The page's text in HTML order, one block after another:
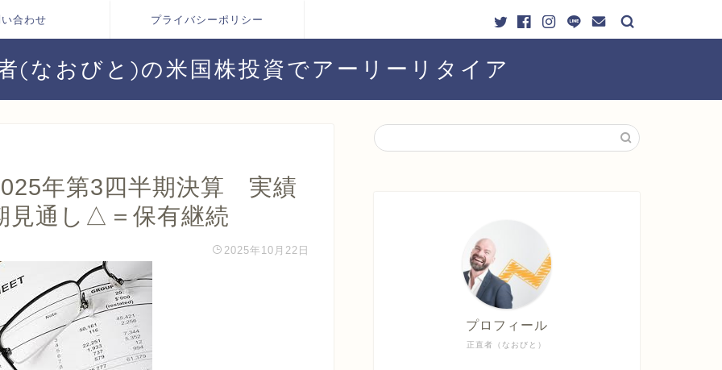
合わせ プライバシーポリシー
(なおびと)の米国株投資でアーリーリタイア
年第3四半期決算 実績
見通し△＝保有継続
2025年10月22日
正直者（なおびと）
プロフィール